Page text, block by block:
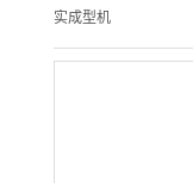
实成型机